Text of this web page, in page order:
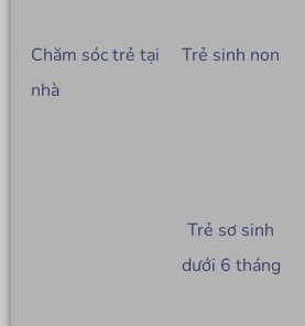
Chăm sóc trẻ tại
nhà
Trẻ sinh non
Trẻ sơ sinh
dưới 6 tháng